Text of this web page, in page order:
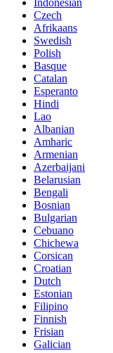
Czech
Afrikaans
Swedish
Polish
Basque
Catalan
Esperanto
Hindi
Lao
Albanian
Amharic
Armenian
Azerbaijani
Belarusian
Bengali
Bosnian
Bulgarian
Cebuano
Chichewa
Corsican
Croatian
Dutch
Estonian
Filipino
Finnish
Frisian
Galician